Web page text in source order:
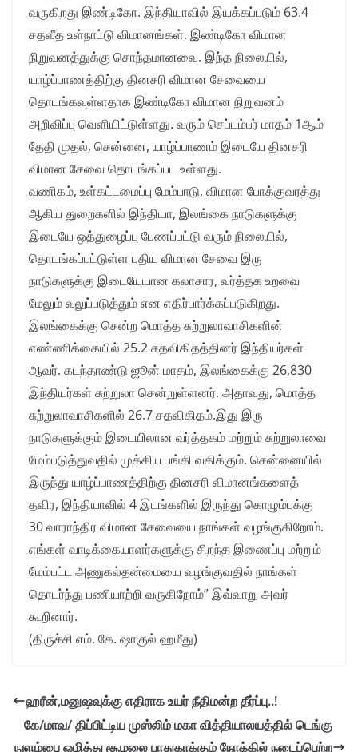
வருகிறது இண்டிகோ. இந்தியாவில் இயக்கப்படும் 63.4
சதவீத உள்நாட்டு விமானங்கள், இண்டிகோ விமான
நிறுவனத்துக்கு சொந்தமானவை. இந்த நிலையில்,
யாழ்ப்பாணத்திற்கு தினசரி விமான சேவையை
தொடங்கவுள்ளதாக இண்டிகோ விமான நிறுவனம்
அறிவிப்பு வெளியிட்டுள்ளது. வரும் செப்டம்பர் மாதம் 1ஆம்
தேதி முதல், சென்னை, யாழ்ப்பாணம் இடையே தினசரி
விமான சேவை தொடங்கப்பட உள்ளது.
வணிகம், உள்கட்டமைப்பு மேம்பாடு, விமான போக்குவரத்து
ஆகிய துறைகளில் இந்தியா, இலங்கை நாடுகளுக்கு
இடையே ஒத்துழைப்பு பேணப்பட்டு வரும் நிலையில்,
தொடங்கப்பட்டுள்ள புதிய விமான சேவை இரு
நாடுகளுக்கு இடையேயான கலாசார, வர்த்தக உறவை
மேலும் வலுப்படுத்தும் என எதிர்பார்க்கப்படுகிறது.
இலங்கைக்கு சென்ற மொத்த சுற்றுலாவாசிகளின்
எண்ணிக்கையில் 25.2 சதவிகிதத்தினர் இந்தியர்கள்
ஆவர். கடந்தாண்டு ஜூன் மாதம், இலங்கைக்கு 26,830
இந்தியர்கள் சுற்றுலா சென்றுள்ளனர். அதாவது, மொத்த
சுற்றுலாவாசிகளில் 26.7 சதவிகிதம்.இது இரு
நாடுகளுக்கும் இடையிலான வர்த்தகம் மற்றும் சுற்றுலாவை
மேம்படுத்துவதில் முக்கிய பங்கி வகிக்கும். சென்னையில்
இருந்து யாழ்ப்பாணத்திற்கு தினசரி விமானங்களைத்
தவிர, இந்தியாவில் 4 இடங்களில் இருந்து கொழும்புக்கு
30 வாராந்திர விமான சேவையை நாங்கள் வழங்குகிறோம்.
எங்கள் வாடிக்கையாளர்களுக்கு சிறந்த இணைப்பு மற்றும்
மேம்பட்ட அணுகல்தன்மையை வழங்குவதில் நாங்கள்
தொடர்ந்து பணியாற்றி வருகிறோம்” இவ்வாறு அவர்
கூறினார்.
(திருச்சி எம். கே. ஷாகுல் ஹமீது)
ஹரீன்,மனுஷவுக்கு எதிராக உயர் நீதிமன்ற தீர்ப்பு..!
கே/மாவ/ திப்பிட்டிய முஸ்லிம் மகா வித்தியாலயத்தில் டெங்கு
நுளம்பை ஒழித்து சூழலை பாதுகாக்கும் நோக்கில் நடைப்பெற்ற